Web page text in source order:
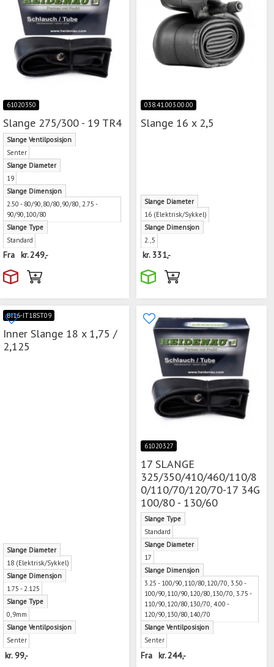
61020350
Slange 275/300 - 19 TR4
Slange Ventilposisjon
Senter
Slange Diameter
19
Slange Dimensjon
2.50 - 80/90,80/80,90/80, 2.75 -
90/90,100/80
Slange Type
Standard
Fra kr.249,-
038.41.003.00.00
Slange 16 x 2,5
Slange Diameter
16 (Elektrisk/Sykkel)
Slange Dimensjon
2.,5
kr. 331,-
BI16-IT18ST09
Inner Slange 18 x 1,75 /
2,125
Slange Diameter
18 (Elektrisk/Sykkel)
Slange Dimensjon
1.75 - 2.125
Slange Type
0,9mm
Slange Ventilposisjon
Senter
kr.99,-
61020327
17 SLANGE
325/350/410/460/110/8
0/110/70/120/70-17 34G
100/80 - 130/60
Slange Type
Standard
Slange Diameter
17
Slange Dimensjon
3.25 - 100/90,110/80,120/70, 3.50 -
100/90,110/90,120/80,130/70, 3.75 -
110/90,120/80,130/70, 4.00 -
120/90,130/80,140/70
Slange Ventilposisjon
Senter
Fra kr.244,-